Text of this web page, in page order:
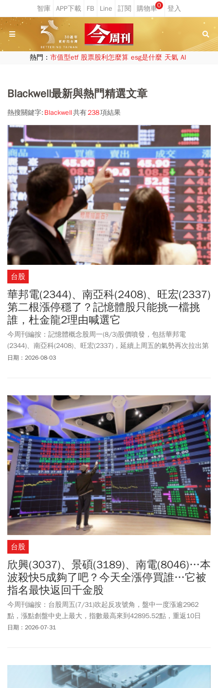
0
熱門： 市值型etf 股票股利怎麼算 esg是什麼 天氣 AI
Blackwell最新與熱門精選文章
熱搜關鍵字: Blackwell共有238項結果
台股
華邦電(2344)、南亞科(2408)、旺宏(2337)
第二根漲停穩了？記憶體股只能挑一檔挑
誰，杜金龍2理由喊選它
今周刊編按：記憶體概念股周一(8/3)股價噴發，包括華邦電
(2344)、南亞科(2408)、旺宏(2337)，延續上周五的氣勢再次拉出第
二根漲停板，其中華邦電排隊買盤高達萬張，顯示記憶體人氣又再
計算，還有96%上漲空間。台股老先覺杜金龍在投資優我罩－優分析
節目中則是提到，記憶體早前的震撼教育，只是籌碼過熱的去槓桿
過程，對於南亞科、華邦電的後市，杜金龍說記憶體產業後年獲利
將呈現倍數成長，股價拉回或腰斬都是提供甜甜價讓投資人介入，
可以一路抱到明年5月、享受大多頭末升段。而華邦電、旺宏和力積
電各有轉機題材，如果要挑的話，杜金龍說以獲利爆發規模和籌碼
純度來看，首選還是南亞科。
日期：2026-08-03
台股
欣興(3037)、景碩(3189)、南電(8046)…本
波殺快5成夠了吧？今天全漲停買誰…它被
指名最快返回千金股
今周刊編按：台股周五(7/31)吹起反攻號角，盤中一度漲逾2962
點，漲點創盤中史上最大，指數最高來到42895.52點，重返10日
線，台股上市櫃高達120家股價漲停，「ABF三雄」欣興(3037)、景
示，受惠ABF漲價和擴廠效應，高階載板需求趨勢向上不變，毛利率
有望上看60%，皆維持買進或增持，元大目標價上修5%至1010元，
日期：2026-07-31